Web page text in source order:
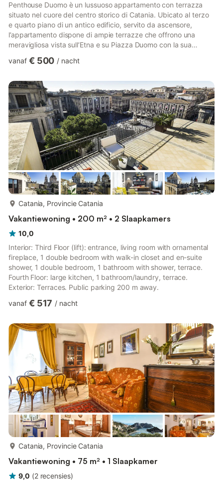
Penthouse Duomo è un lussuoso appartamento con terrazza
situato nel cuore del centro storico di Catania. Ubicato al terzo
e quarto piano di un antico edificio, servito da ascensore,
l’appartamento dispone di ampie terrazze che offrono una
meravigliosa vista sull’Etna e su Piazza Duomo con la sua
centralissima della dimora consente di raggiungere
caratteristico mercato del pesce, i locali serali della barocca via
Crociferi e tutti i monumenti, le chiese ed i luoghi d’interesse di...
vanaf € 500 / nacht
Catania, Provincie Catania
Vakantiewoning • 200 m² • 2 Slaapkamers
10,0
Interior: Third Floor (lift): entrance, living room with ornamental
fireplace, 1 double bedroom with walk-in closet and en-suite
shower, 1 double bedroom, 1 bathroom with shower, terrace.
Fourth Floor: large kitchen, 1 bathroom/laundry, terrace.
Exterior: Terraces. Public parking 200 m away.
vanaf € 517 / nacht
Catania, Provincie Catania
Vakantiewoning • 75 m² • 1 Slaapkamer
9,0 (2 recensies)